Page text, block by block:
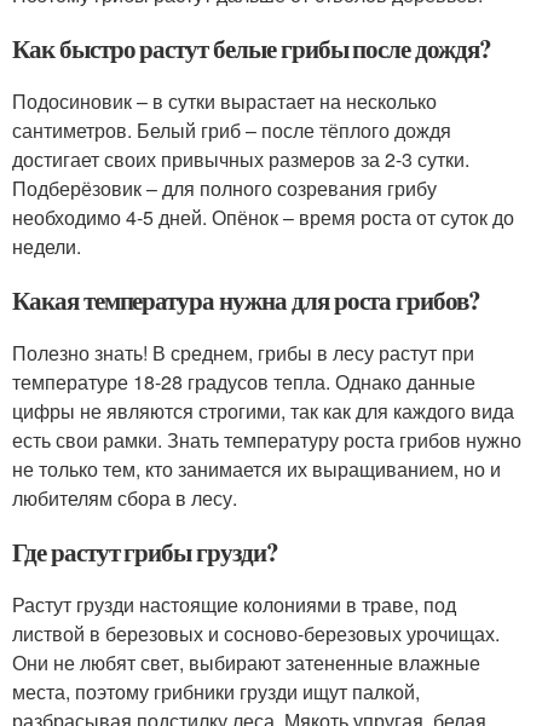
Как быстро растут белые грибы после дождя?
Подосиновик – в сутки вырастает на несколько
сантиметров. Белый гриб – после тёплого дождя
достигает своих привычных размеров за 2-3 сутки.
Подберёзовик – для полного созревания грибу
необходимо 4-5 дней. Опёнок – время роста от суток до
недели.
Какая температура нужна для роста грибов?
Полезно знать! В среднем, грибы в лесу растут при
температуре 18-28 градусов тепла. Однако данные
цифры не являются строгими, так как для каждого вида
есть свои рамки. Знать температуру роста грибов нужно
не только тем, кто занимается их выращиванием, но и
любителям сбора в лесу.
Где растут грибы грузди?
Растут грузди настоящие колониями в траве, под
листвой в березовых и сосново-березовых урочищах.
Они не любят свет, выбирают затененные влажные
места, поэтому грибники грузди ищут палкой,